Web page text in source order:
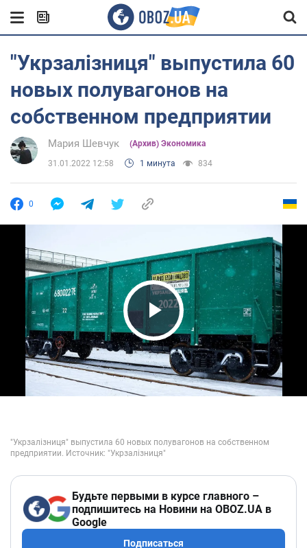
"Укрзалізниця" выпустила 60
новых полувагонов на
собственном предприятии
Мария Шевчук (Архив) Экономика
31.01.2022 12:58 1 минута 834
0
Play Video
Будьте первыми в курсе главного –
подпишитесь на Новини на OBOZ.UA в
Google
Подписаться